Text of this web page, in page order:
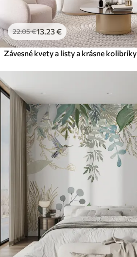
22.05€13.23€
Závesné kvety a listy a krásne kolibríky